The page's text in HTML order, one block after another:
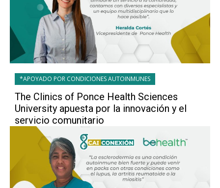
*APOYADO POR CONDICIONES AUTOINMUNES
The Clinics of Ponce Health Sciences
University apuesta por la innovación y el
servicio comunitario